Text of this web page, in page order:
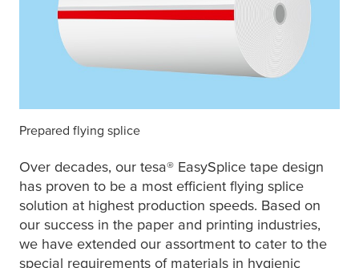
Prepared flying splice
Over decades, our tesa® EasySplice tape design
has proven to be a most efficient flying splice
solution at highest production speeds. Based on
our success in the paper and printing industries,
we have extended our assortment to cater to the
special requirements of materials in hygienic